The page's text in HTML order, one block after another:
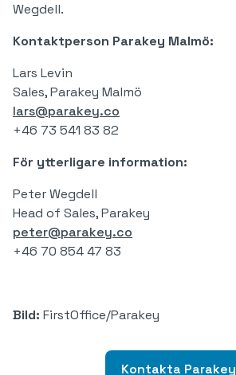
Wegdell.
Kontaktperson Parakey Malmö:
​​Lars Levin
Sales, Parakey Malmö
lars@parakey.co
+46 73 541 83 82
För ytterligare information:
Peter Wegdell
Head of Sales, Parakey
peter@parakey.co
+46 70 854 47 83
Bild: FirstOffice/Parakey
Kontakta Parakey